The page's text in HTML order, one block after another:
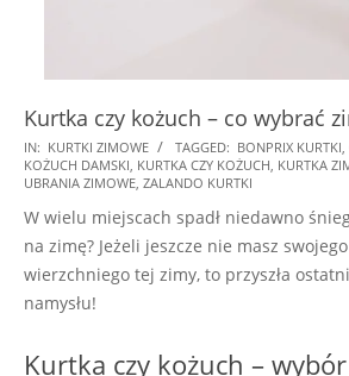
Kurtka czy kożuch – co wybrać
2024-
11-
IN: KURTKI ZIMOWE TAGGED: BONPRIX KURTKI,
KOŻUCH DAMSKI, KURTKA CZY KOŻUCH, KURTKA
UBRANIA ZIMOWE, ZALANDO KURTKI
W wielu miejscach spadł niedawno
na zimę? Jeżeli jeszcze nie masz
wierzchniego tej zimy, to przyszła
namysłu!
Kurtka czy kożuch –